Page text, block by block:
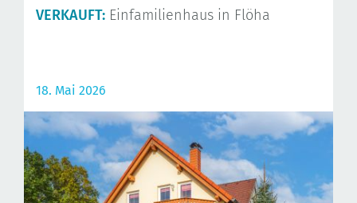
VERKAUFT: Einfamilienhaus in Flöha
18. Mai 2026